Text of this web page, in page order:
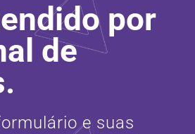
por
de
e suas